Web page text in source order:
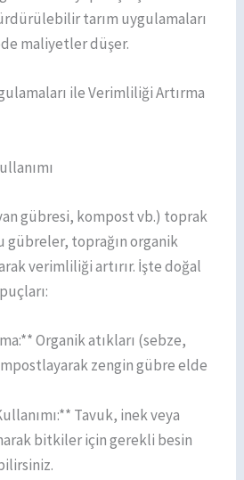
tarım uygulamaları
maliyetler düşer.
ile Verimliliği Artırma
gübresi, kompost vb.) toprak
gübreler, toprağın organik
verimliliği artırır. İşte doğal
Organik atıkları (sebze,
zengin gübre elde
Tavuk, inek veya
bitkiler için gerekli besin